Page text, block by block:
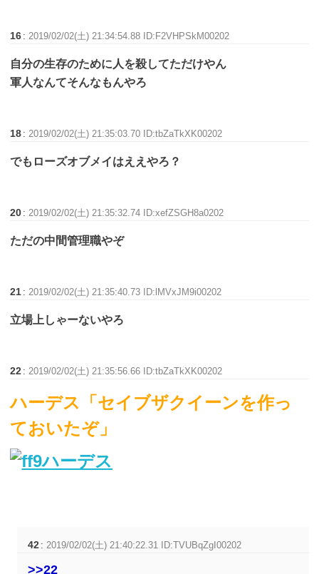
16 : 2019/02/02(土) 21:34:54.88 ID:F2VHPSkM00202
自分の生存のために人を殺してただけやん
軍人なんてそんなもんやろ
18 : 2019/02/02(土) 21:35:03.70 ID:tbZaTkXK00202
でもローズオブメイはええやろ？
20 : 2019/02/02(土) 21:35:32.74 ID:xefZSGH8a0202
ただの中間管理職やぞ
21 : 2019/02/02(土) 21:35:40.73 ID:lMVxJM9i00202
立場上しゃーないやろ
22 :2019/02/02(土) 21:35:56.66 ID:tbZaTkXK00202
ハーデス「セイブザクイーンを作っ
ておいたぞ」
42 :2019/02/02(土) 21:40:22.31 ID:TVUBqZgI00202
>>22